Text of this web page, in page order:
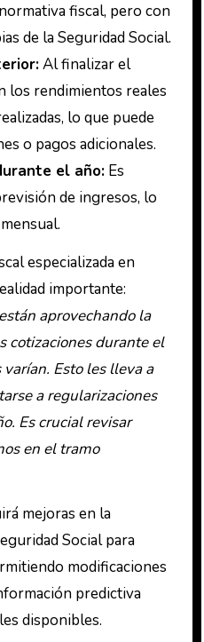
fiscal, pero con
de la Seguridad Social.
Al finalizar el
los rendimientos reales
lo que puede
o pagos adicionales.
el año:Es
de ingresos, lo
especializada en
importante:
aprovechando la
cotizaciones durante el
Esto les lleva a
a regularizaciones
Es crucial revisar
en el tramo
mejoras en la
Social para
modificaciones
predictiva
disponibles.